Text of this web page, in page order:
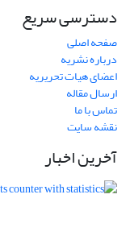
دسترسی سریع
صفحه اصلی
درباره نشریه
اعضای هیات تحریریه
ارسال مقاله
تماس با ما
نقشه سایت
آخرین اخبار